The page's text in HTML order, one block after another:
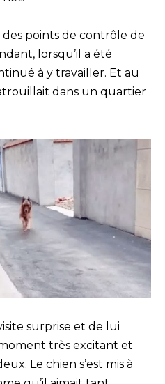
des points de contrôle de
lorsqu’il a été
à y travailler. Et au
dans un quartier
surprise et de lui
très excitant et
Le chien s’est mis à